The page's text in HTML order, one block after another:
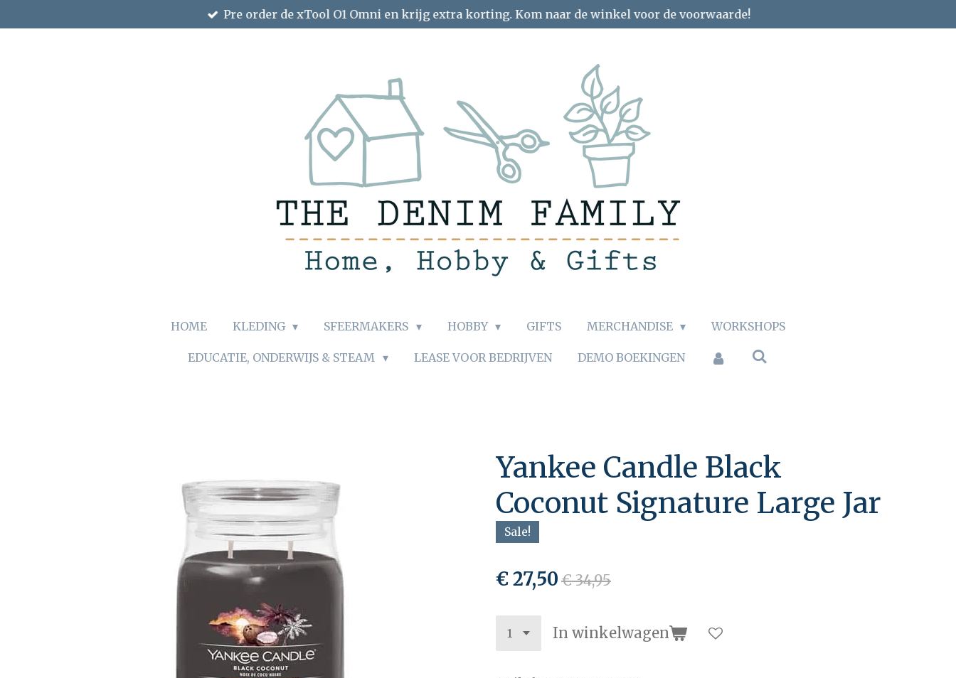
direct
Pre order de xTool O1 Omni en krijg extra korting. Kom naar de winkel voor de voorwaarde!
HOME KLEDING SFEERMAKERS HOBBY GIFTS MERCHANDISE WORKSHOPS
EDUCATIE, ONDERWIJS & STEAM LEASE VOOR BEDRIJVEN DEMO BOEKINGEN
Yankee Candle Black
Coconut Signature Large Jar
Sale!
€ 27,50€ 34,95
In winkelwagen